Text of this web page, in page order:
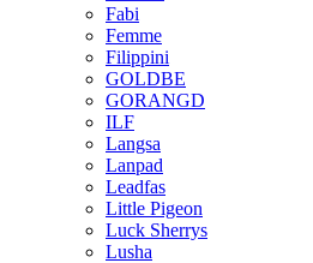
Fabi
Femme
Filippini
GOLDBE
GORANGD
ILF
Langsa
Lanpad
Leadfas
Little Pigeon
Luck Sherrys
Lusha